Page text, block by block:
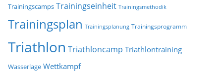
Trainingscamps Trainingseinheit Trainingsmethodik
Trainingsplan Trainingsplanung Trainingsprogramm
Triathlon Triathloncamp Triathlontraining
Wasserlage Wettkampf